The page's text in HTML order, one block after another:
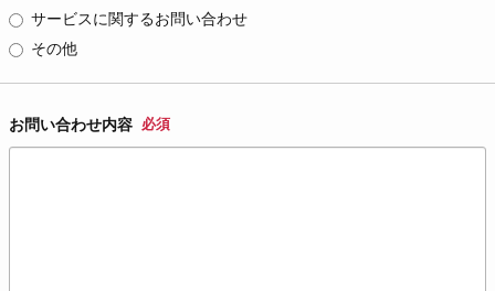
サービスに関するお問い合わせ
その他
お問い合わせ内容 必須